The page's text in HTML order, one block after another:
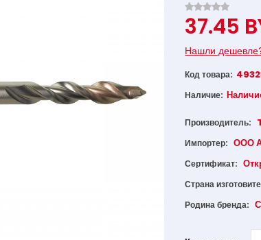
37.45
Нашли
Код товара:
Наличие:
Производитель:
Импортер: ООО
Сертификат:
Страна
Родина бренда: